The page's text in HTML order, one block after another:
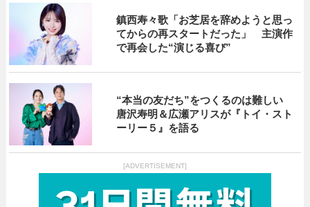
鎮西寿々歌「お芝居を辞めようと思っ
てからの再スタートだった」 主演作
で再会した“演じる喜び”
“本当の友だち”をつくるのは難しい
唐沢寿明＆広瀬アリスが『トイ・スト
ーリー５』を語る
[ADVERTISEMENT]